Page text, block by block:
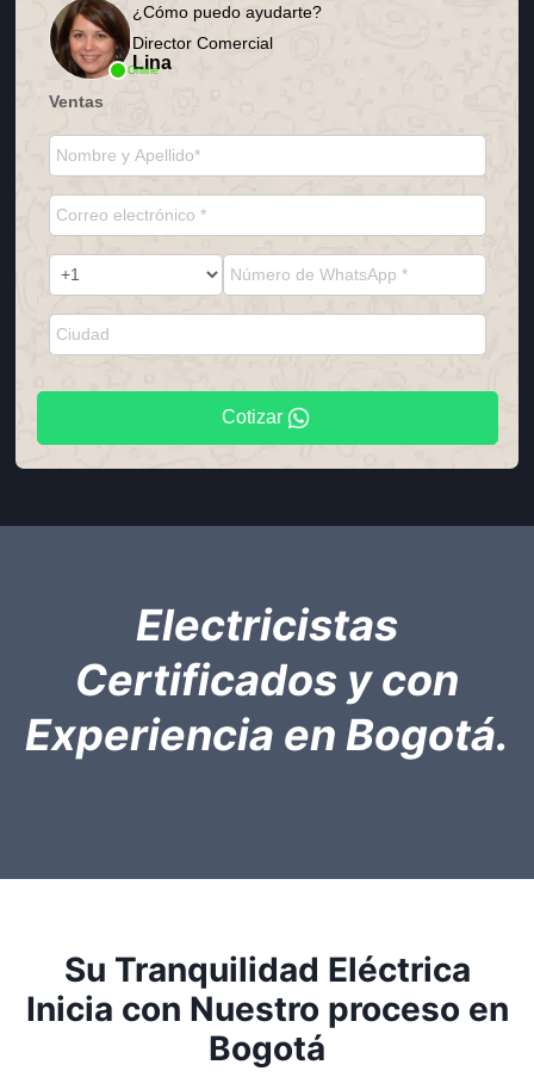
Online
¿Cómo puedo ayudarte?
Director Comercial
Lina
Ventas
Cotizar
Electricistas
Certificados y con
Experiencia en Bogotá.
Su Tranquilidad Eléctrica
Inicia con Nuestro proceso en
Bogotá